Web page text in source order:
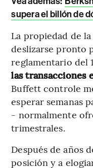
supera el billón de
La propiedad de
deslizarse pronto
reglamentario del
las transacciones
Buffett controle
esperar semanas
- normalmente
trimestrales.
Después de años
posición y a